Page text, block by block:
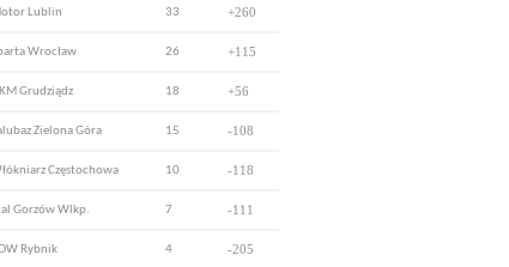
Lublin 33 +260
Wrocław 26 +115
Grudziądz 18 +56
Zielona Góra 15 -108
Częstochowa 10 -118
Gorzów Wlkp. 7 -111
Rybnik 4 -205